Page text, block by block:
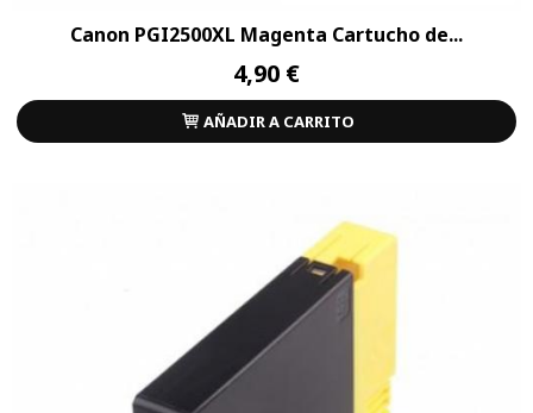
Canon PGI2500XL Magenta Cartucho de...
4,90 €
AÑADIR A CARRITO